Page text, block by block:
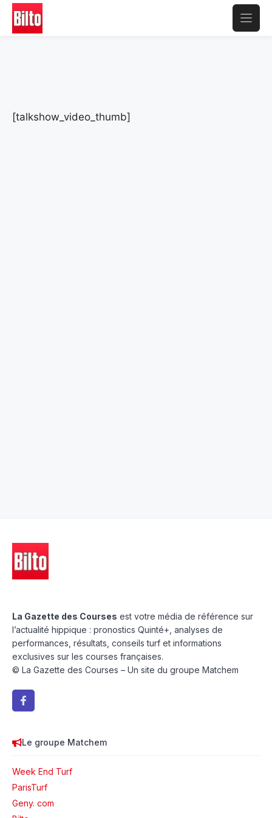
Aller
contenu
[talkshow_video_thumb]
La Gazette des Courses est votre média de référence sur
l’actualité hippique : pronostics Quinté+, analyses de
performances, résultats, conseils turf et informations
exclusives sur les courses françaises.
© La Gazette des Courses – Un site du groupe Matchem
Le groupe Matchem
Week End Turf
ParisTurf
Geny. com